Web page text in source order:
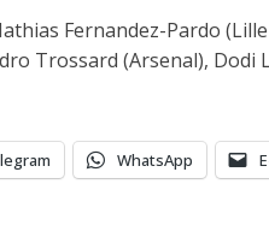
Fernandez-Pardo
Trossard (Arsenal),
WhatsApp